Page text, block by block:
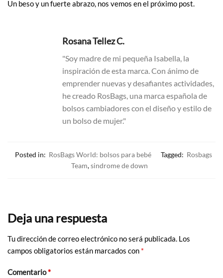
Un beso y un fuerte abrazo, nos vemos en el próximo post.
Rosana Tellez C.
"Soy madre de mi pequeña Isabella, la
inspiración de esta marca. Con ánimo de
emprender nuevas y desafiantes actividades,
he creado RosBags, una marca española de
bolsos cambiadores con el diseño y estilo de
un bolso de mujer."
Posted in: RosBags World: bolsos para bebé Tagged: Rosbags
Team,sindrome de down
Deja una respuesta
Tu dirección de correo electrónico no será publicada. Los
campos obligatorios están marcados con *
Comentario*